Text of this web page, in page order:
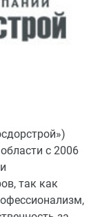
с 2006
так как